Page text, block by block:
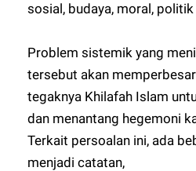
sosial, budaya, moral,
Problem sistemik yang
tersebut akan
tegaknya Khilafah Islam
dan menantang hegemoni
Terkait persoalan ini, ada
menjadi catatan,